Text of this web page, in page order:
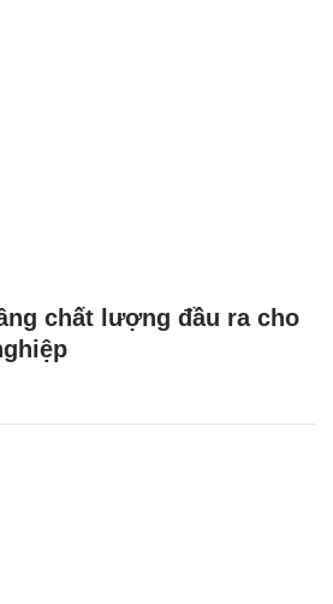
chất lượng đầu ra cho